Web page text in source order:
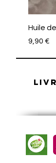
Huile
Prix
9,90 €